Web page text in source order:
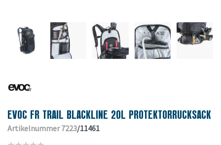
EVOC FR TRAIL BLACKLINE 20L PROTEKTORRUCKSACK
Artikelnummer 7223/11461